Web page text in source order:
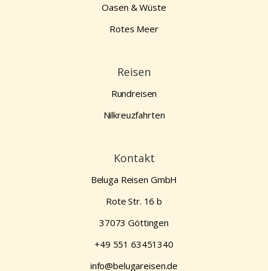
Oasen & Wüste
Rotes Meer
Reisen
Rundreisen
Nilkreuzfahrten
Kontakt
Beluga Reisen GmbH
Rote Str. 16 b
37073 Göttingen
+49 551 63451340
info@belugareisen.de